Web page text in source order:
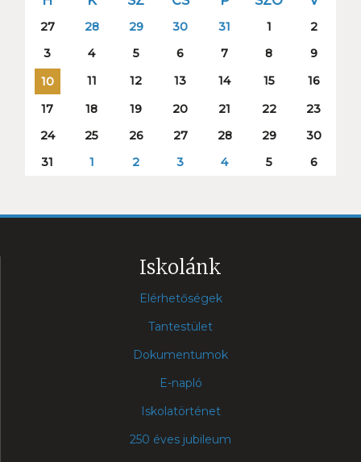
27 28 29 30 31 1
2
3
4 5 6 7 8
9
10
11 12 13 14 15
16
17
18 19 20 21 22
23
24
25 26 27 28 29
30
31
1 2 3 4 5 6
Iskolánk
Elérhetőségek
Tantestület
Dokumentumok
E-napló
Iskolatörténet
250 éves jubileum